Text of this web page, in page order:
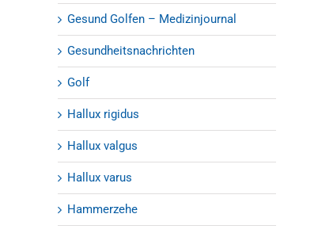
Gesund Golfen – Medizinjournal
Gesundheitsnachrichten
Golf
Hallux rigidus
Hallux valgus
Hallux varus
Hammerzehe